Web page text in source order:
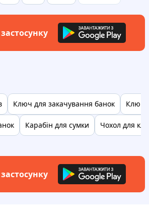
Ключ для закачування банок Ключі
Карабін для сумки Чохол для